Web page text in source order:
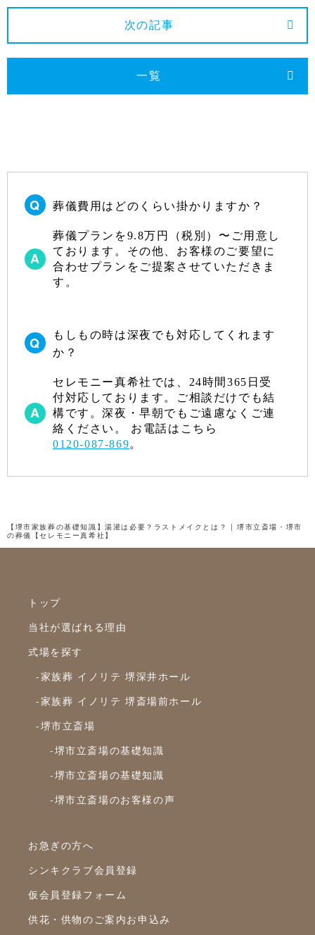
2023年10月
2023年8月
2023年2月
2023年1月
2022年12月
2022年10月
2022年8月
2022年7月
2022年6月
2022年5月
2022年4月
2021年12月
2020年12月
2020年11月
2020年10月
2020年9月
次の記事
一覧
葬儀費用はどのくらい掛かりますか？
葬儀プランを9.8万円（税別）〜ご用意し
ております。その他、お客様のご要望に
合わせプランをご提案させていただきま
す。
もしもの時は深夜でも対応してくれます
か？
セレモニー真希社では、24時間365日受
付対応しております。ご相談だけでも結
構です。深夜・早朝でもご遠慮なくご連
絡ください。 お電話はこちら
0120-087-869。
【堺市家族葬の基礎知識】湯灌は必要？ラストメイクとは？ | 堺市立斎場・堺市
の葬儀【セレモニー真希社】
トップ
当社が選ばれる理由
式場を探す
-家族葬 イノリテ 堺深井ホール
-家族葬 イノリテ 堺斎場前ホール
-堺市立斎場
-堺市立斎場の基礎知識
-堺市立斎場の基礎知識
-堺市立斎場のお客様の声
お急ぎの方へ
シンキクラブ会員登録
仮会員登録フォーム
供花・供物のご案内お申込み